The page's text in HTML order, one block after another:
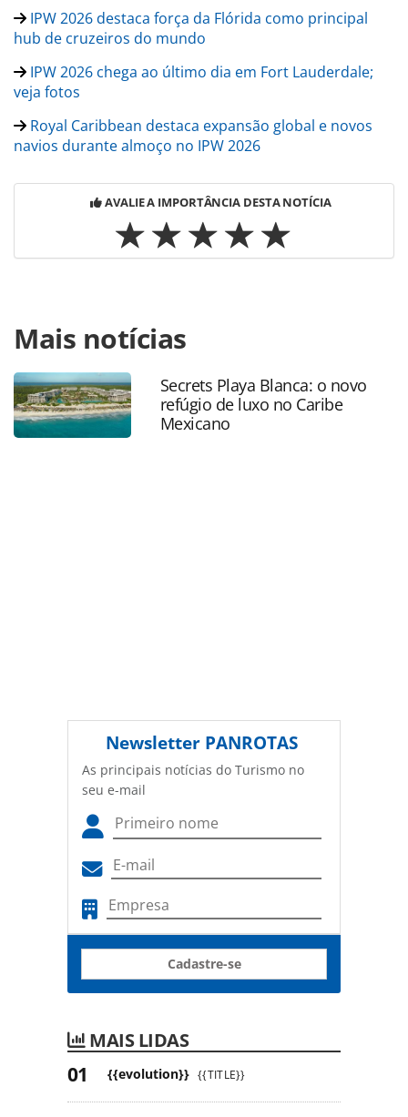
IPW 2026 destaca força da Flórida como principal
hub de cruzeiros do mundo
IPW 2026 chega ao último dia em Fort Lauderdale;
veja fotos
Royal Caribbean destaca expansão global e novos
navios durante almoço no IPW 2026
AVALIE A IMPORTÂNCIA DESTA NOTÍCIA
https://www.panrotas.com.br/destinos/comer-e-
beber/2026/05/visit-central-florida-destaca-potencial-dos-
eventos-gastronomicos-e-do-turismo-de-
natureza_228749.html ou as ferramentas oferecidas na
página. Todo o conteúdo produzido pela PANROTAS
Editora é protegido pela legislação brasileira sobre direito
Mais notícias
Secrets Playa Blanca: o novo
refúgio de luxo no Caribe
Mexicano
Newsletter PANROTAS
As principais notícias do Turismo no
seu e-mail
Cadastre-se
MAIS LIDAS
{{evolution}} {{TITLE}}